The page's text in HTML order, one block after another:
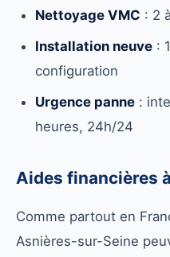
Nettoyage VMC : 2
Installation neuve :
configuration
Urgence panne :
heures, 24h/24
Aides financières
Comme partout en
Asnières-sur-Seine